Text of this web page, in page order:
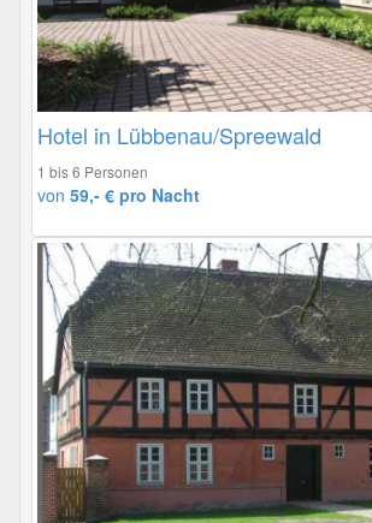
Hotel in Lübbenau/Spreewald
1 bis 6 Personen
von 59,- € pro Nacht